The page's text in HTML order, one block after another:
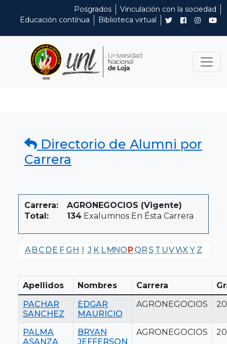
Posgrados
Vinculación con la sociedad
Educación contínua
Biblioteca virtual
Directorio de Alumni por
Carrera
Carrera:
AGRONEGOCIOS (Vigente)
Total:
134 Exalumnos En Ésta Carrera
A BC DE F G H I J K LMNOPQR S T UVWX Y Z
Apellidos Nombres Carrera
PACHAR
SANCHEZ
EDGAR
MAURICIO
AGRONEGOCIOS
PALMA
ASANZA
BRYAN
JEFFERSON
AGRONEGOCIOS